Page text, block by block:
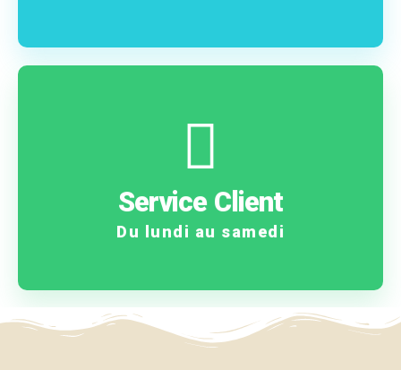
Service Client
Du lundi au samedi
Une question ? Un
problème ?